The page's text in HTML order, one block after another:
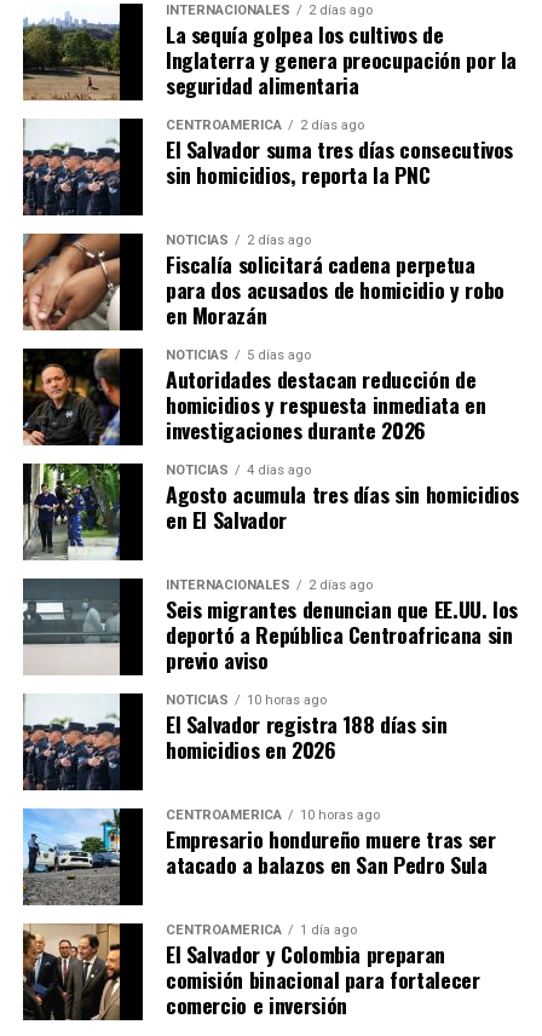
INTERNACIONALES 2 días ago
La sequía golpea los cultivos de
Inglaterra y genera preocupación por la
seguridad alimentaria
CENTROAMÉRICA 2 días ago
El Salvador suma tres días consecutivos
sin homicidios, reporta la PNC
NOTICIAS 2 días ago
Fiscalía solicitará cadena perpetua
para dos acusados de homicidio y robo
en Morazán
NOTICIAS 5 días ago
Autoridades destacan reducción de
homicidios y respuesta inmediata en
investigaciones durante 2026
NOTICIAS 4 días ago
Agosto acumula tres días sin homicidios
en El Salvador
INTERNACIONALES 2 días ago
Seis migrantes denuncian que EE.UU. los
deportó a República Centroafricana sin
previo aviso
NOTICIAS 10 horas ago
El Salvador registra 188 días sin
homicidios en 2026
CENTROAMÉRICA 10 horas ago
Empresario hondureño muere tras ser
atacado a balazos en San Pedro Sula
CENTROAMÉRICA 1 día ago
El Salvador y Colombia preparan
comisión binacional para fortalecer
comercio e inversión